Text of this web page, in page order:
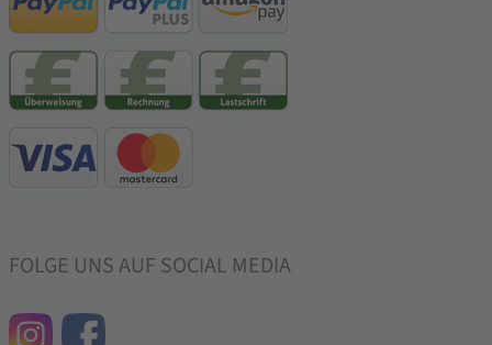
FOLGE UNS AUF SOCIAL MEDIA